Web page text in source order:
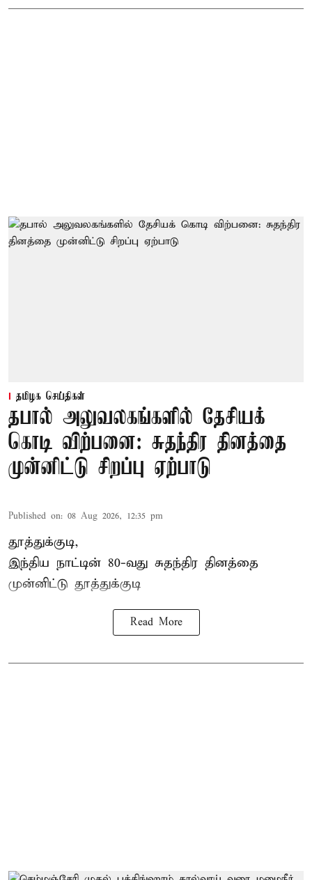
தமிழக செய்திகள்
தபால் அலுவலகங்களில் தேசியக்
கொடி விற்பனை: சுதந்திர தினத்தை
முன்னிட்டு சிறப்பு ஏற்பாடு
Published on: 08 Aug 2026, 12:35 pm
தூத்துக்குடி,
இந்திய நாட்டின் 80-வது சுதந்திர தினத்தை
முன்னிட்டு தூத்துக்குடி
Read More